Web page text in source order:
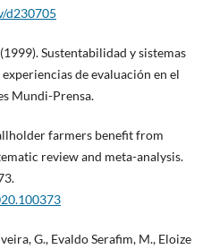
d230705
Sustentabilidad y sistemas
de evaluación en el
Mundi-Prensa.
farmers benefit from
review and meta-analysis.
G., Evaldo Serafim, M., Eloize